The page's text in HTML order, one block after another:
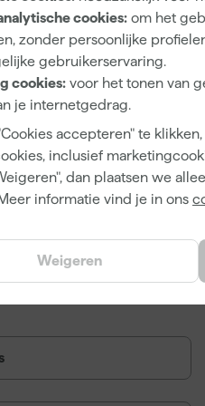
cookies: om het
zonder persoonlijke
gebruikerservaring.
cookies: voor het tonen van
je internetgedrag.
accepteren" te
inclusief
dan plaatsen we
informatie vind je in ons
Weigeren
gemengd - 10L -
bezorgd